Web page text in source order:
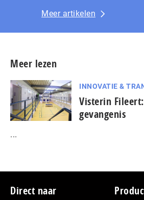
Meer artikelen
Meer lezen
INNOVATIE &
Visterin
gevangenis
...
Footer
Direct naar